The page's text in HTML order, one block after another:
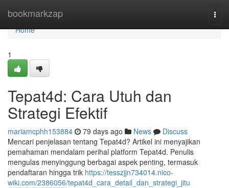
bookmarkzap
Home
Home
1
Tepat4d: Cara Utuh dan
Strategi Efektif
mariamcphh153884 79 days ago News
Discuss
Mencari penjelasan tentang Tepat4d? Artikel ini menyajikan
pemahaman mendalam perihal platform Tepat4d. Penulis
mengulas menyinggung berbagai aspek penting, termasuk
pendaftaran hingga trik https://tesszjjn734014.nico-
wiki.com/2386056/tepat4d_cara_detail_dan_strategi_jitu